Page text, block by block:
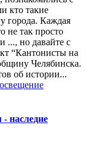
кто такие
города. Каждая
не так просто
..., но давайте с
“Кантонисты на
Челябинска.
об истории...
наследие